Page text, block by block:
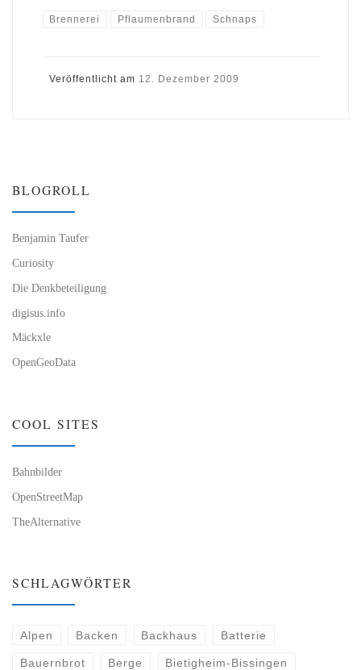
Brennerei Pflaumenbrand Schnaps
Veröffentlicht am 12. Dezember 2009
BLOGROLL
Benjamin Taufer
Curiosity
Die Denkbeteiligung
digisus.info
Mäckxle
OpenGeoData
COOL SITES
Bahnbilder
OpenStreetMap
TheAlternative
SCHLAGWÖRTER
Alpen Backen Backhaus Batterie
Bauernbrot Berge Bietigheim-Bissingen